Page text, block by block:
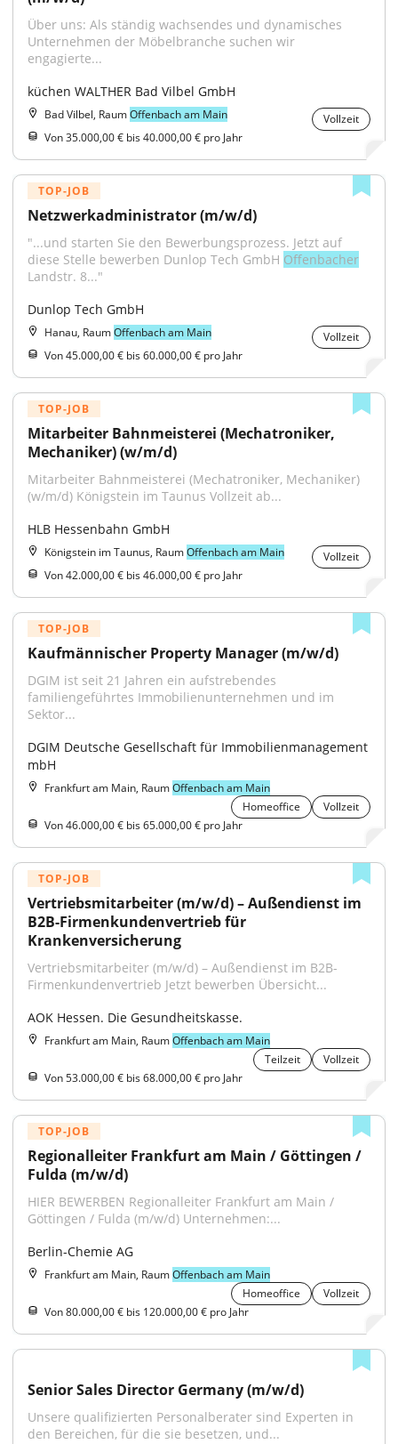
Über uns: Als ständig wachsendes und dynamisches
Unternehmen der Möbelbranche suchen wir
engagierte...
küchen WALTHER Bad Vilbel GmbH
Bad Vilbel, RaumOffenbach am Main
Vollzeit
Von 35.000,00 € bis 40.000,00 € pro Jahr
TOP-JOB
Netzwerkadministrator (m/w/d)
"...und starten Sie den Bewerbungsprozess. Jetzt auf
diese Stelle bewerben Dunlop Tech GmbH Offenbacher
Landstr. 8..."
Dunlop Tech GmbH
Hanau, RaumOffenbach am Main
Vollzeit
Von 45.000,00 € bis 60.000,00 € pro Jahr
TOP-JOB
Mitarbeiter Bahnmeisterei (Mechatroniker,
Mechaniker) (w/m/d)
Mitarbeiter Bahnmeisterei (Mechatroniker, Mechaniker)
(w/m/d) Königstein im Taunus Vollzeit ab...
HLB Hessenbahn GmbH
Königstein im Taunus, RaumOffenbach am Main
Vollzeit
Von 42.000,00 € bis 46.000,00 € pro Jahr
TOP-JOB
Kaufmännischer Property Manager (m/w/d)
DGIM ist seit 21 Jahren ein aufstrebendes
familiengeführtes Immobilienunternehmen und im
Sektor...
DGIM Deutsche Gesellschaft für Immobilienmanagement
mbH
Frankfurt am Main, RaumOffenbach am Main
Homeoffice
Vollzeit
Von 46.000,00 € bis 65.000,00 € pro Jahr
TOP-JOB
Vertriebsmitarbeiter (m/w/d) – Außendienst im
B2B-Firmenkundenvertrieb für
Krankenversicherung
Vertriebsmitarbeiter (m/w/d) – Außendienst im B2B-
Firmenkundenvertrieb Jetzt bewerben Übersicht...
AOK Hessen. Die Gesundheitskasse.
Frankfurt am Main, RaumOffenbach am Main
Teilzeit
Vollzeit
Von 53.000,00 € bis 68.000,00 € pro Jahr
TOP-JOB
Regionalleiter Frankfurt am Main / Göttingen /
Fulda (m/w/d)
HIER BEWERBEN Regionalleiter Frankfurt am Main /
Göttingen / Fulda (m/w/d) Unternehmen:...
Berlin-Chemie AG
Frankfurt am Main, RaumOffenbach am Main
Homeoffice
Vollzeit
Von 80.000,00 € bis 120.000,00 € pro Jahr
Senior Sales Director Germany (m/w/d)
Unsere qualifizierten Personalberater sind Experten in
den Bereichen, für die sie besetzen, und...